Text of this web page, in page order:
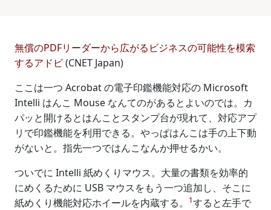
無償のPDFリーダーから広がるビジネスの可能性を模索
するアドビ(CNET Japan)
ここは一つ Acrobat の電子印鑑機能対応の Microsoft
Intelli はんこ Mouse なんてのがあるとよいのでは。カ
パッと開けるとはんことスタンプ台が現れて、対応アプ
リで印鑑機能を利用できる。やっぱはんこは手の上下動
がないと。指先一つではんこなんか押せるかい。
ついでに Intelli 紙めくりマウス。大量の書類を効率的
にめくるために USB マウスをもう一つ追加し、そこに
紙めくり機能対応ホイールを内蔵する。
1すると左手で